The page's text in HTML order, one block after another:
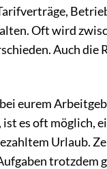
Oft wird
Auch die
eurem
es oft möglich,
Urlaub.
trotzdem